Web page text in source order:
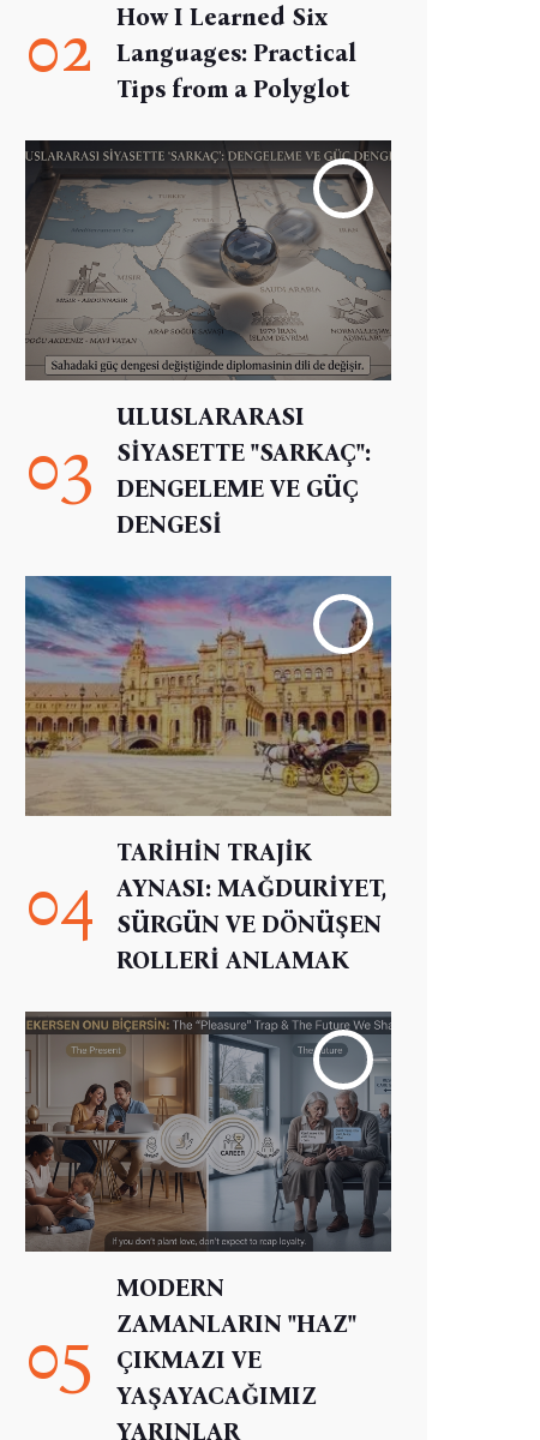
02
How I Learned Six
Languages: Practical
Tips from a Polyglot
03
ULUSLARARASI
SİYASETTE "SARKAÇ":
DENGELEME VE GÜÇ
DENGESİ
04
TARİHİN TRAJİK
AYNASI: MAĞDURİYET,
SÜRGÜN VE DÖNÜŞEN
ROLLERİ ANLAMAK
05
MODERN
ZAMANLARIN "HAZ"
ÇIKMAZI VE
YAŞAYACAĞIMIZ
YARINLAR